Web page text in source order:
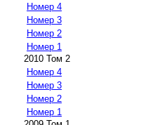
Номер 4
Номер 3
Номер 2
Номер 1
2010 Том 2
Номер 4
Номер 3
Номер 2
Номер 1